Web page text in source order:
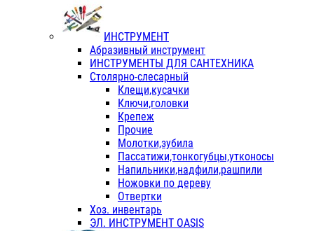
ИНСТРУМЕНТ
Абразивный инструмент
ИНСТРУМЕНТЫ ДЛЯ САНТЕХНИКА
Столярно-слесарный
Клещи,кусачки
Ключи,головки
Крепеж
Прочие
Молотки,зубила
Пассатижи,тонкогубцы,утконосы
Напильники,надфили,рашпили
Ножовки по дереву
Отвертки
Хоз. инвентарь
ЭЛ. ИНСТРУМЕНТ OASIS